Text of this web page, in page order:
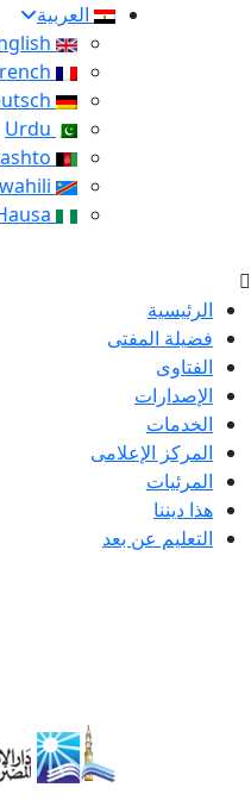
العربية
الرئيسية
فضيلة المفتى
الفتاوى
الإصدارات
الخدمات
المركز الإعلامى
المرئيات
هذا ديننا
التعليم عن بعد